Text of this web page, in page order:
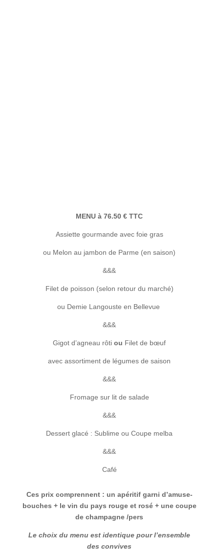
MENU à 76.50 € TTC
Assiette gourmande avec foie gras
ou Melon au jambon de Parme (en saison)
&&&
Filet de poisson (selon retour du marché)
ou Demie Langouste en Bellevue
&&&
Gigot d’agneau rôtiou Filet de bœuf
avec assortiment de légumes de saison
&&&
Fromage sur lit de salade
&&&
Dessert glacé : Sublime ou Coupe melba
&&&
Café
Ces prix comprennent : un apéritif garni d’amuse-
bouches + le vin du pays rouge et rosé + une coupe
de champagne /pers
Le choix du menu est identique pour l’ensemble
des convives